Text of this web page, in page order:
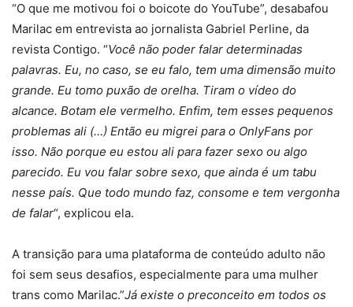
“O que me motivou foi o boicote do YouTube”, desabafou
Marilac em entrevista ao jornalista Gabriel Perline, da
revista Contigo. “Você não poder falar determinadas
palavras. Eu, no caso, se eu falo, tem uma dimensão muito
grande. Eu tomo puxão de orelha. Tiram o vídeo do
alcance. Botam ele vermelho. Enfim, tem esses pequenos
problemas ali (…) Então eu migrei para o OnlyFans por
isso. Não porque eu estou ali para fazer sexo ou algo
parecido. Eu vou falar sobre sexo, que ainda é um tabu
nesse país. Que todo mundo faz, consome e tem vergonha
de falar“, explicou ela.
A transição para uma plataforma de conteúdo adulto não
foi sem seus desafios, especialmente para uma mulher
trans como Marilac.”Já existe o preconceito em todos os